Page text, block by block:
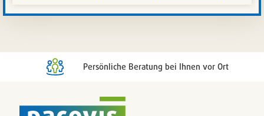
Persönliche Beratung bei Ihnen vor Ort